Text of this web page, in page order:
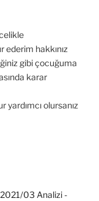
ederim hakkınız
gibi çocuğuma
karar
yardımcı olursanız
03 Analizi -